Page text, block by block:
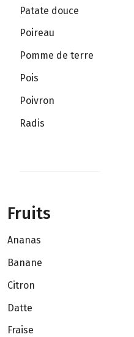
Patate douce
Poireau
Pomme de terre
Pois
Poivron
Radis
Fruits
Ananas
Banane
Citron
Datte
Fraise